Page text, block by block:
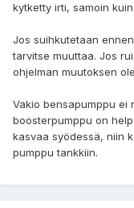
kytketty irti, samoin
Jos suihkutetaan
tarvitse muuttaa. Jos
ohjelman muutoksen
Vakio bensapumppu ei
boosterpumppu on
kasvaa syödessä, niin
pumppu tankkiin.